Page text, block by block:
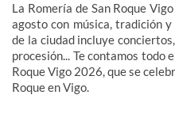
La Romería de San Roque
agosto con música, tradición
de la ciudad incluye
procesión... Te contamos todo
Roque Vigo 2026, que se
Roque en Vigo.